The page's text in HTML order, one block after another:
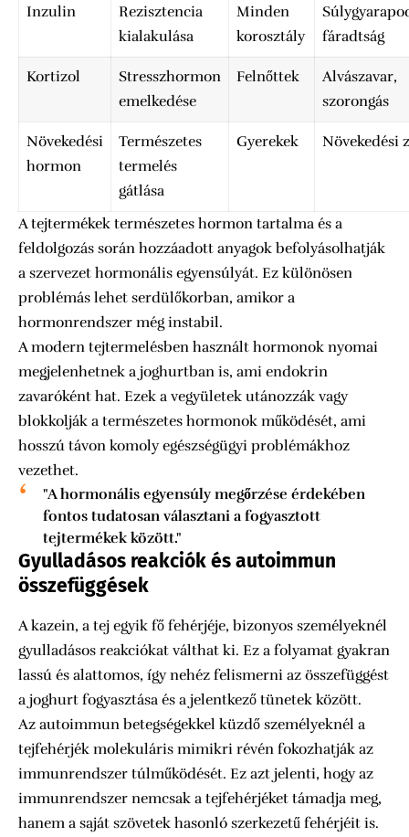
Inzulin
Rezisztencia
kialakulása
Minden
korosztály
fáradtság
Kortizol
Stresszhormon
emelkedése
Felnőttek
Alvászavar,
szorongás
Növekedési
hormon
Természetes
termelés
gátlása
Gyerekek Növekedési
A tejtermékek természetes hormon tartalma és a
feldolgozás során hozzáadott anyagok befolyásolhatják
a szervezet hormonális egyensúlyát. Ez különösen
problémás lehet serdülőkorban, amikor a
hormonrendszer még instabil.
A modern tejtermelésben használt hormonok nyomai
megjelenhetnek a joghurtban is, ami endokrin
zavaróként hat. Ezek a vegyületek utánozzák vagy
blokkolják a természetes hormonok működését, ami
hosszú távon komoly egészségügyi problémákhoz
vezethet.
"A hormonális egyensúly megőrzése érdekében
fontos tudatosan választani a fogyasztott
tejtermékek között."
Gyulladásos reakciók és autoimmun
összefüggések
A kazein, a tej egyik fő fehérjéje, bizonyos személyeknél
gyulladásos reakciókat válthat ki. Ez a folyamat gyakran
lassú és alattomos, így nehéz felismerni az összefüggést
a joghurt fogyasztása és a jelentkező tünetek között.
Az autoimmun betegségekkel küzdő személyeknél a
tejfehérjék molekuláris mimikri révén fokozhatják az
immunrendszer túlműködését. Ez azt jelenti, hogy az
immunrendszer nemcsak a tejfehérjéket támadja meg,
hanem a saját szövetek hasonló szerkezetű fehérjéit is.